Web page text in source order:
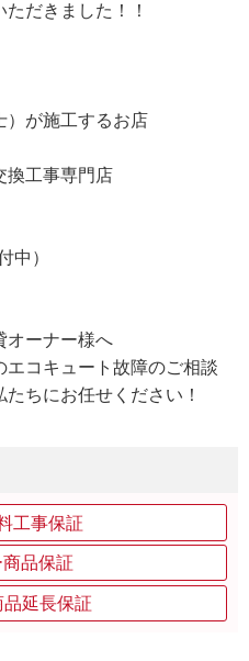
だきました！！
）が施工するお店
換工事専門店
中）
オーナー様へ
コキュート故障のご相談
ちにお任せください！
工事保証
商品保証
延長保証